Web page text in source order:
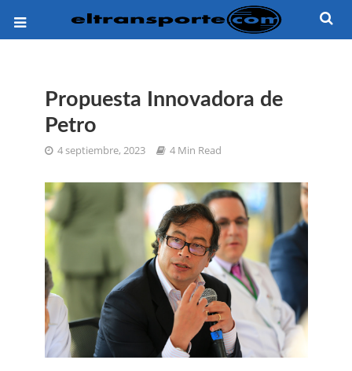
Propuesta Innovadora de
Petro
4 septiembre, 2023 4 Min Read